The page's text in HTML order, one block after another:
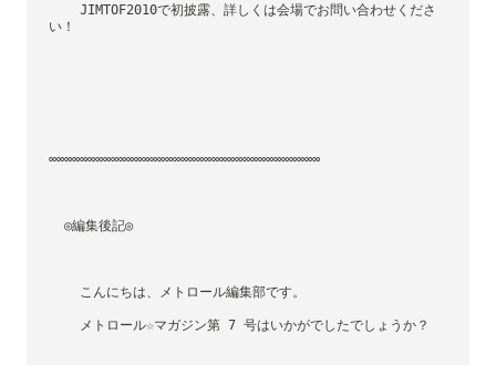
い！
∞∞∞∞∞∞∞∞∞∞∞∞∞∞∞∞∞∞∞∞∞∞∞∞∞∞∞∞∞∞∞∞∞∞∞
  ◎編集後記◎
    こんにちは、メトロール編集部です。
    メトロール☆マガジン第 7 号はいかがでしたでしょうか？